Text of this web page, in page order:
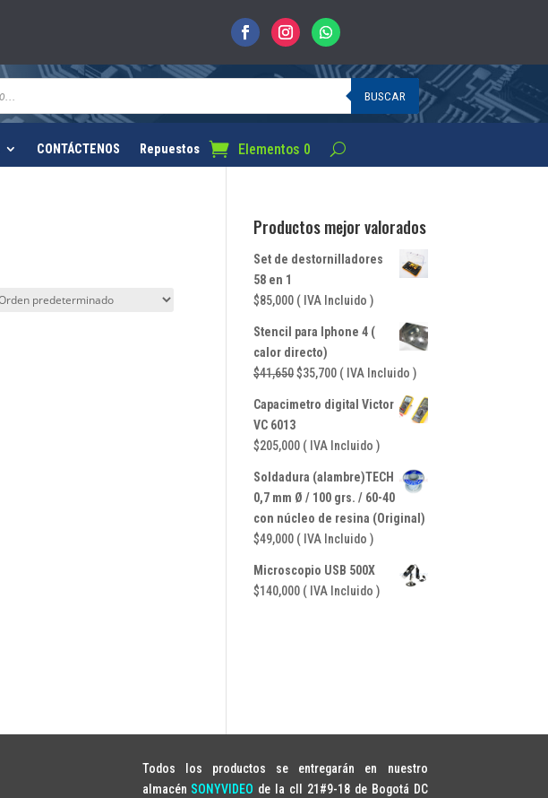
BUSCAR
CONTÁCTENOS Repuestos Elementos 0
Productos mejor valorados
Set de destornilladores
58 en 1
$85,000 ( IVA Incluido )
Stencil para Iphone 4 (
calor directo)
$41,650El
original
$41,650.
$35,700El
actual
$35,700.
( IVA Incluido )
Capacimetro digital Victor
VC 6013
$205,000 ( IVA Incluido )
Soldadura (alambre)TECH
0,7 mm Ø / 100 grs. / 60-40
con núcleo de resina (Original)
$49,000 ( IVA Incluido )
Microscopio USB 500X
$140,000 ( IVA Incluido )
Todos los productos se entregarán en nuestro
almacén SONYVIDEO de la cll 21#9-18 de Bogotá DC